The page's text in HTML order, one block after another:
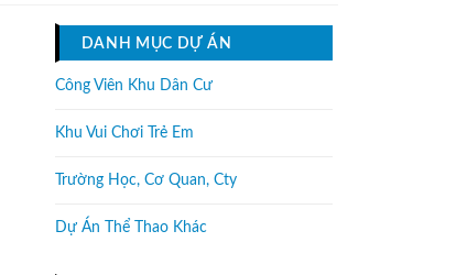
DANH MỤC DỰ ÁN
Công Viên Khu Dân Cư
Khu Vui Chơi Trẻ Em
Trường Học, Cơ Quan, Cty
Dự Án Thể Thao Khác